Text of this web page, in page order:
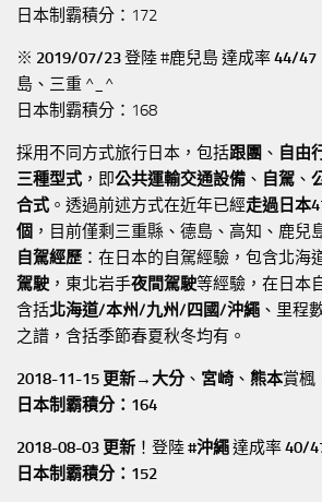
日本制霸積分：172
※ 2019/07/23登陸 #鹿兒島 達成率44/47
島、三重 ^_^
日本制霸積分：168
採用不同方式旅行日本，包括跟團 、 自由
三種型式 ，即公共運輸交通設備 、 自駕 、
合式 。透過前述方式在近年已經走過日本
個 ，目前僅剩三重縣、德島、高知、鹿兒
自駕經歷 ：在日本的自駕經驗，包含北海
駕駛 ，東北岩手夜間駕駛等經驗，在日本
含括北海道/本州/九州/四國/沖繩 、里程
之譜，含括季節春夏秋冬均有。
2018-11-15 更新→ 大分、 宮崎 、 熊本賞楓
日本制霸積分：164
2018-08-03 更新 ！登陸#沖繩達成率40/
日本制霸積分：152